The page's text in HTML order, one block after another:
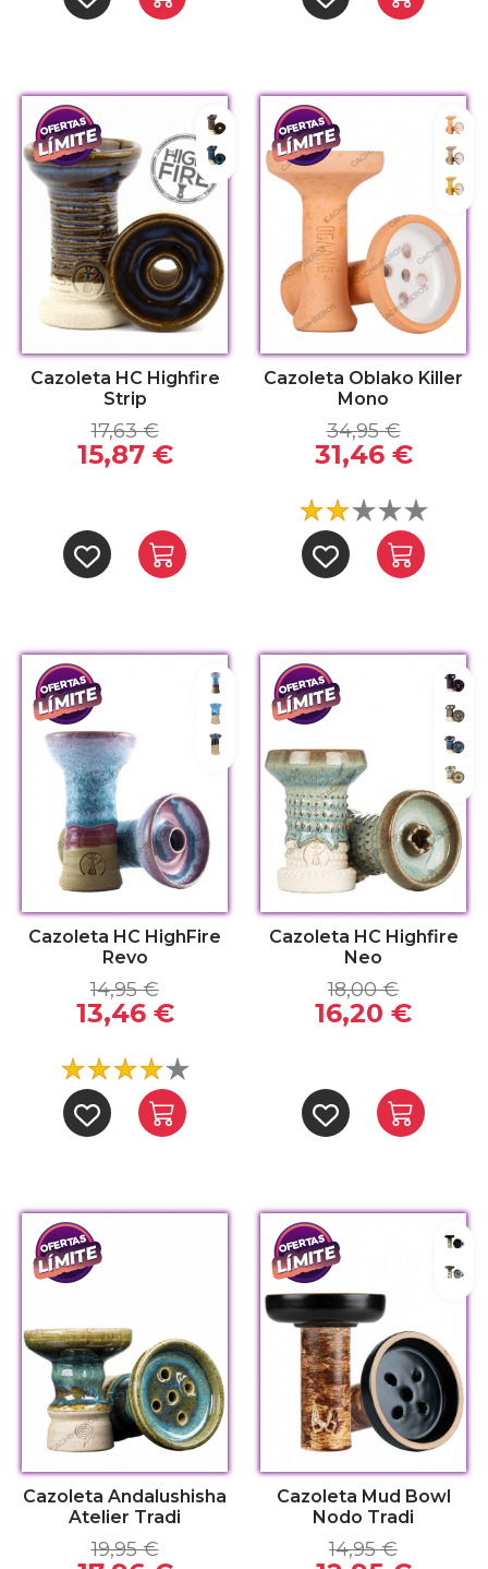
Honey Blue
Submarine
Cazoleta HC Highfire
Strip
17,63 €
15,87 €
Cazoleta Oblako Killer
Mono
34,95 €
31,46 €
Azul-Rosa
Azul
Negro
Cazoleta HC HighFire
Revo
14,95 €
13,46 €
Cazoleta HC Highfire
Neo
18,00 €
16,20 €
Cazoleta Andalushisha
Atelier Tradi
19,95 €
Cazoleta Mud Bowl
Nodo Tradi
14,95 €